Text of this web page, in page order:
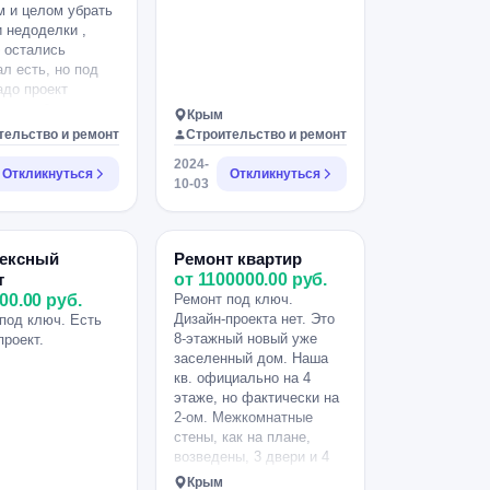
и целом убрать
недоделки ,
остались
есть, но под
проект
, чтобы отвезти
и кромку. Есть
и ремонт
Откликнуться
Крым
Строительство и ремонт
2024-
10-03
Откликнуться
руб.
ключ. Есть
Ремонт квартир
от 1100000.00 руб.
Ремонт под ключ.
Дизайн-проекта нет. Это
8-этажный новый уже
заселенный дом. Наша
кв. официально на 4
этаже, но фактически на
2-ом. Межкомнатные
стены, как на плане,
возведены, 3 двери и 4
подоконника надо
Крым